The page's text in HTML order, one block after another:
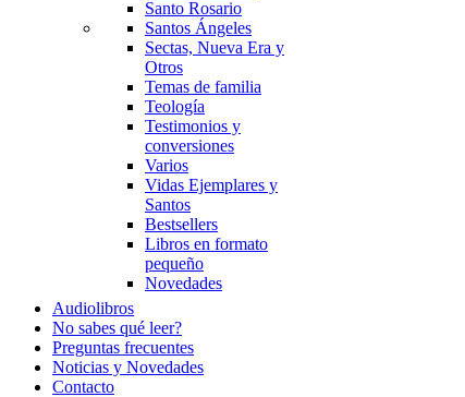
Santo Rosario
Santos Ángeles
Sectas, Nueva Era y
Otros
Temas de familia
Teología
Testimonios y
conversiones
Varios
Vidas Ejemplares y
Santos
Bestsellers
Libros en formato
pequeño
Novedades
Audiolibros
No sabes qué leer?
Preguntas frecuentes
Noticias y Novedades
Contacto